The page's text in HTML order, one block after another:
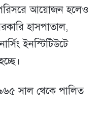
আয়োজন হলেও
হাসপাতাল,
ইনস্টিটিউটে
সাল থেকে পালিত